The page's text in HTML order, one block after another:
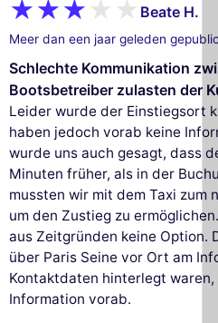
Beate H.
Meer dan een jaar geleden
Schlechte Kommunikation
Bootsbetreiber zulasten der
Leider wurde der Einstiegsort
haben jedoch vorab keine
wurde uns auch gesagt, dass
Minuten früher, als in der
mussten wir mit dem Taxi zum
um den Zustieg zu
aus Zeitgründen keine Option.
über Paris Seine vor Ort am
Kontaktdaten hinterlegt waren,
Information vorab.